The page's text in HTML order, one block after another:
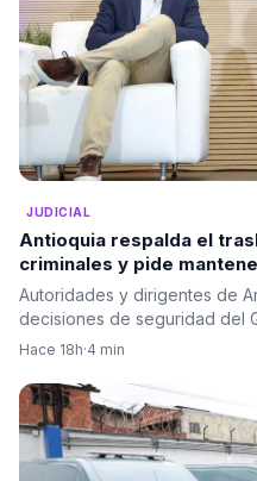
JUDICIAL
Antioquia respalda el
criminales y pide
estructuras ilegales
Autoridades y dirigentes de
decisiones de seguridad del
Hace 18h·4 min